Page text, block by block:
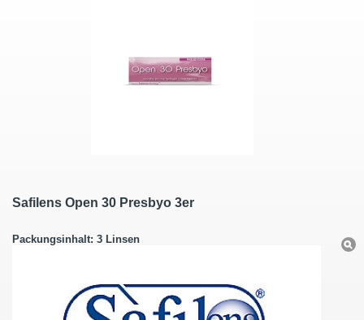
Safilens Open 30 Presbyo 3er
Packungsinhalt: 3 Linsen